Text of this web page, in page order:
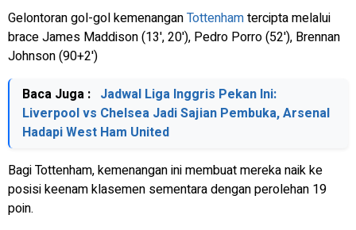
Gelontoran gol-gol kemenanganTottenhamtercipta melalui
brace James Maddison (13', 20'), Pedro Porro (52'), Brennan
Johnson (90+2')
Baca Juga : Jadwal Liga Inggris Pekan Ini:
Liverpool vs Chelsea Jadi Sajian Pembuka, Arsenal
Hadapi West Ham United
Bagi Tottenham, kemenangan ini membuat mereka naik ke
posisi keenam klasemen sementara dengan perolehan 19
poin.